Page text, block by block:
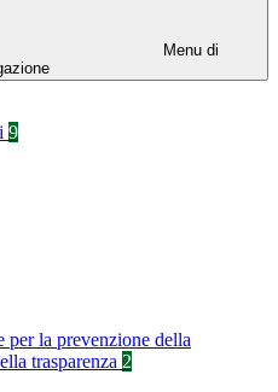
Menu di
9
per la prevenzione della
trasparenza 2